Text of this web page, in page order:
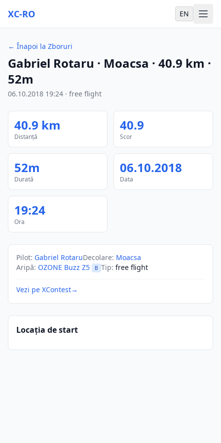
XC-RO EN
← Înapoi la Zboruri
Gabriel Rotaru · Moacsa · 40.9 km ·
52m
06.10.2018 19:24 · free flight
40.9 km
Distanță
40.9
Scor
52m
Durată
06.10.2018
Data
19:24
Ora
Pilot: Gabriel RotaruDecolare: Moacsa
Aripă: OZONE Buzz Z5 B Tip: free flight
Vezi pe XContest→
Locația de start